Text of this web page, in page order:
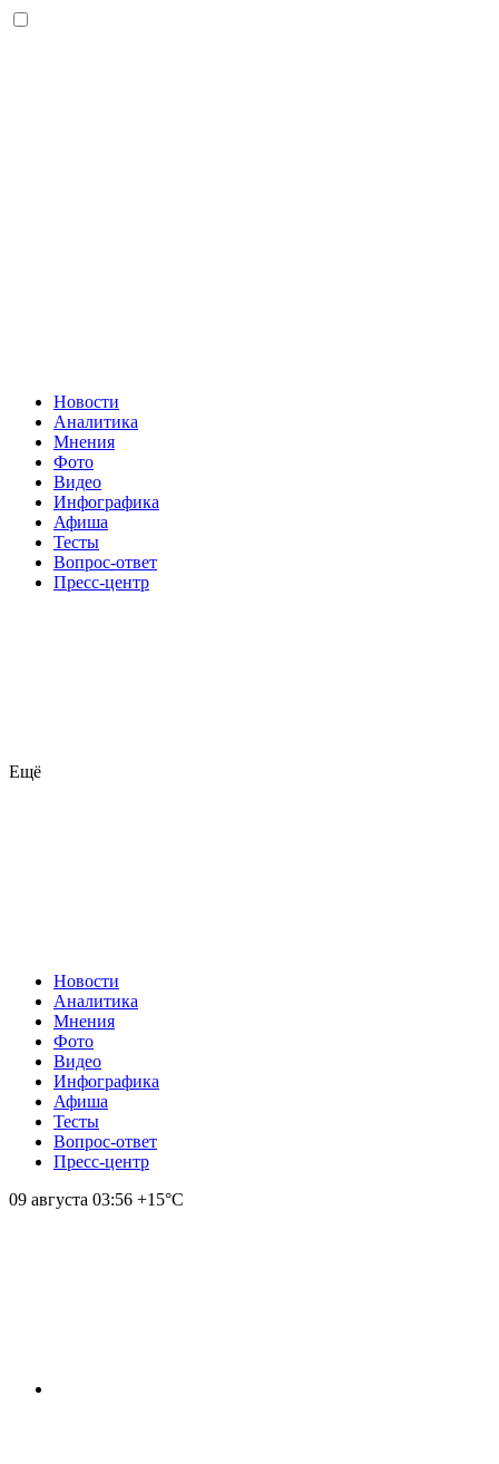
Новости
Аналитика
Мнения
Фото
Видео
Инфографика
Афиша
Тесты
Вопрос-ответ
Пресс-центр
Ещё
Новости
Аналитика
Мнения
Фото
Видео
Инфографика
Афиша
Тесты
Вопрос-ответ
Пресс-центр
09 августа 03:56 +15°С